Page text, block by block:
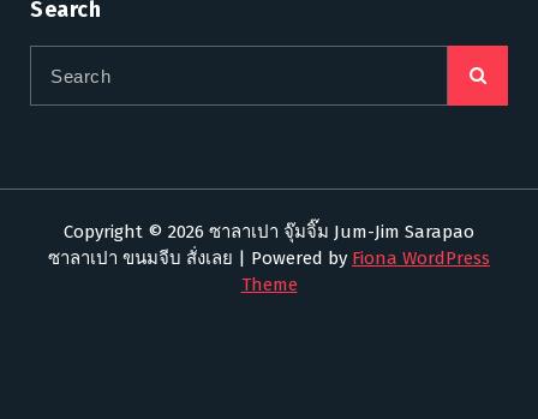
Search
Copyright © 2026 ซาลาเปา จุ๊มจิ๊ม Jum-Jim Sarapao
ซาลาเปา ขนมจีบ สั่งเลย | Powered by Fiona WordPress
Theme